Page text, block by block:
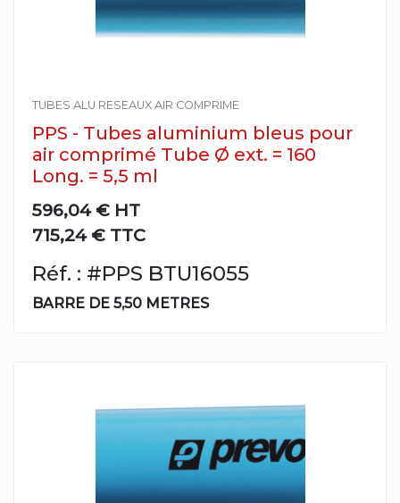
TUBES ALU RESEAUX AIR COMPRIME
PPS - Tubes aluminium bleus pour
air comprimé Tube Ø ext. = 160
Long. = 5,5 ml
596,04 € HT
715,24 € TTC
Réf. : #PPS BTU16055
BARRE DE 5,50 METRES